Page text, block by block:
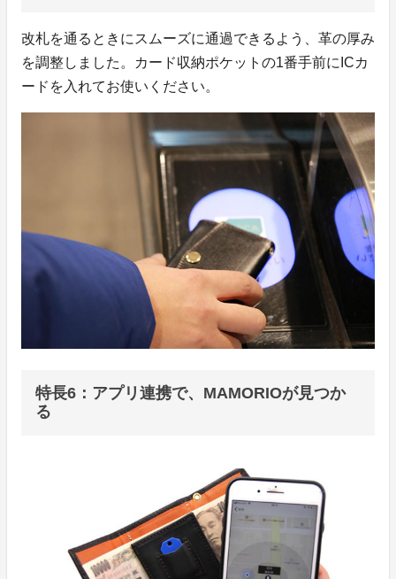
改札を通るときにスムーズに通過できるよう、革の厚み
を調整しました。カード収納ポケットの1番手前にICカ
ードを入れてお使いください。
特長6：アプリ連携で、MAMORIOが見つか
る